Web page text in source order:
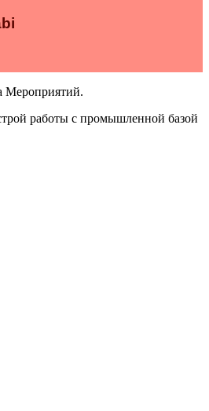
Мероприятий.
работы с промышленной базой